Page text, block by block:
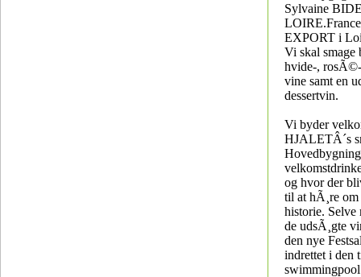
Sylvaine
EXPORT i
Vi skal smage
hvide-,
vine samt en
dessertvin.
Vi byder
HJALETÂ´s
og hvor der
til at hÃ¸re
historie. Selve
de udsÃ¸gte
den nye
indrettet i den